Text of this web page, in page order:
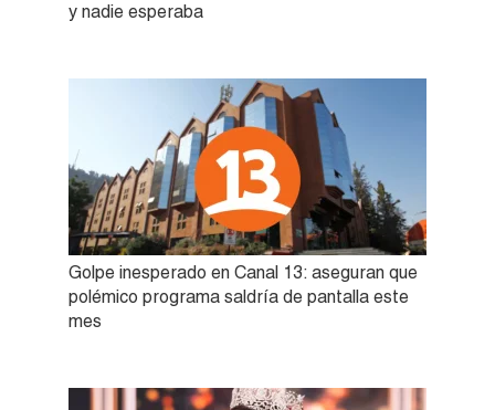
y nadie esperaba
Golpe inesperado en Canal 13: aseguran que
polémico programa saldría de pantalla este
mes